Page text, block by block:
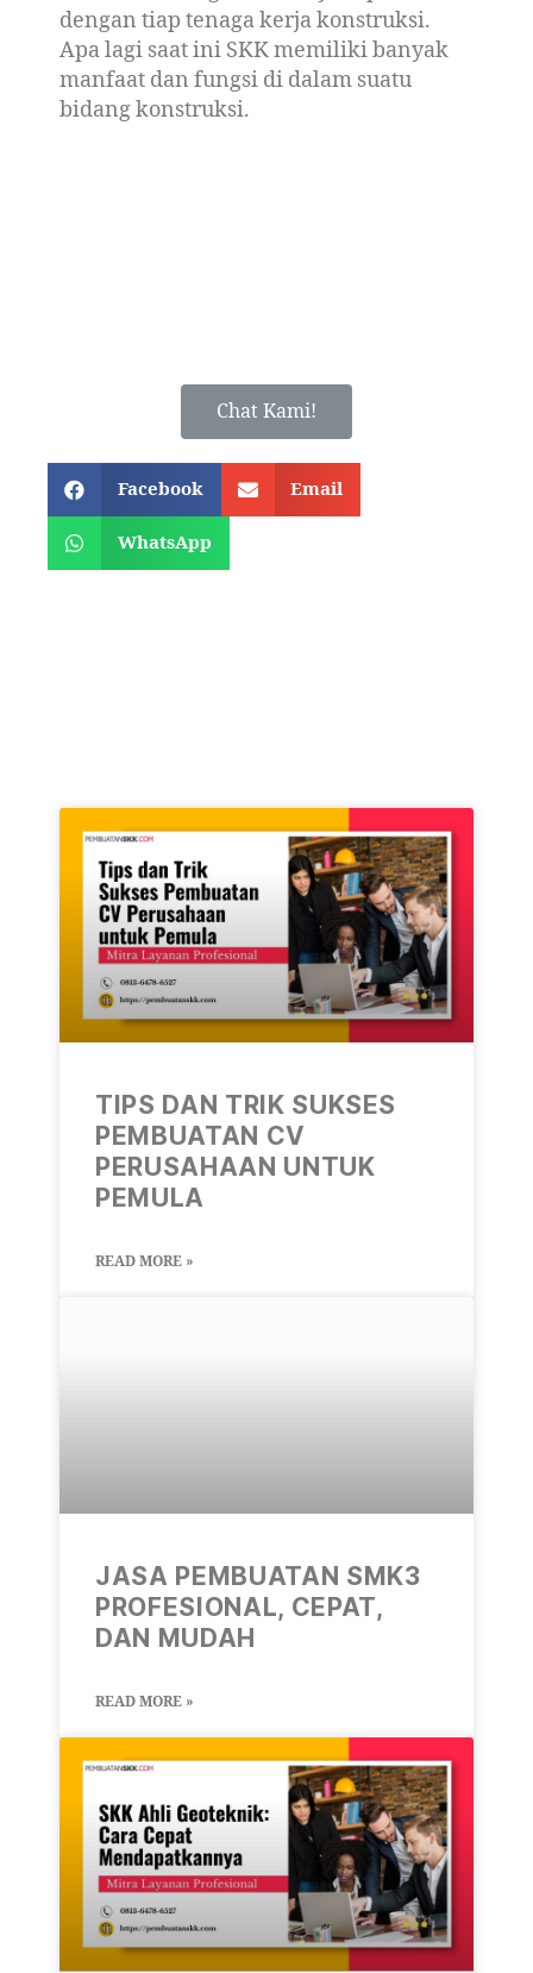
dengan tiap tenaga kerja konstruksi.
Apa lagi saat ini SKK memiliki banyak
manfaat dan fungsi di dalam suatu
bidang konstruksi.
Chat Kami!
Facebook Email
WhatsApp
TIPS DAN TRIK SUKSES
PEMBUATAN CV
PERUSAHAAN UNTUK
PEMULA
READ MORE »
JASA PEMBUATAN SMK3
PROFESIONAL, CEPAT,
DAN MUDAH
READ MORE »